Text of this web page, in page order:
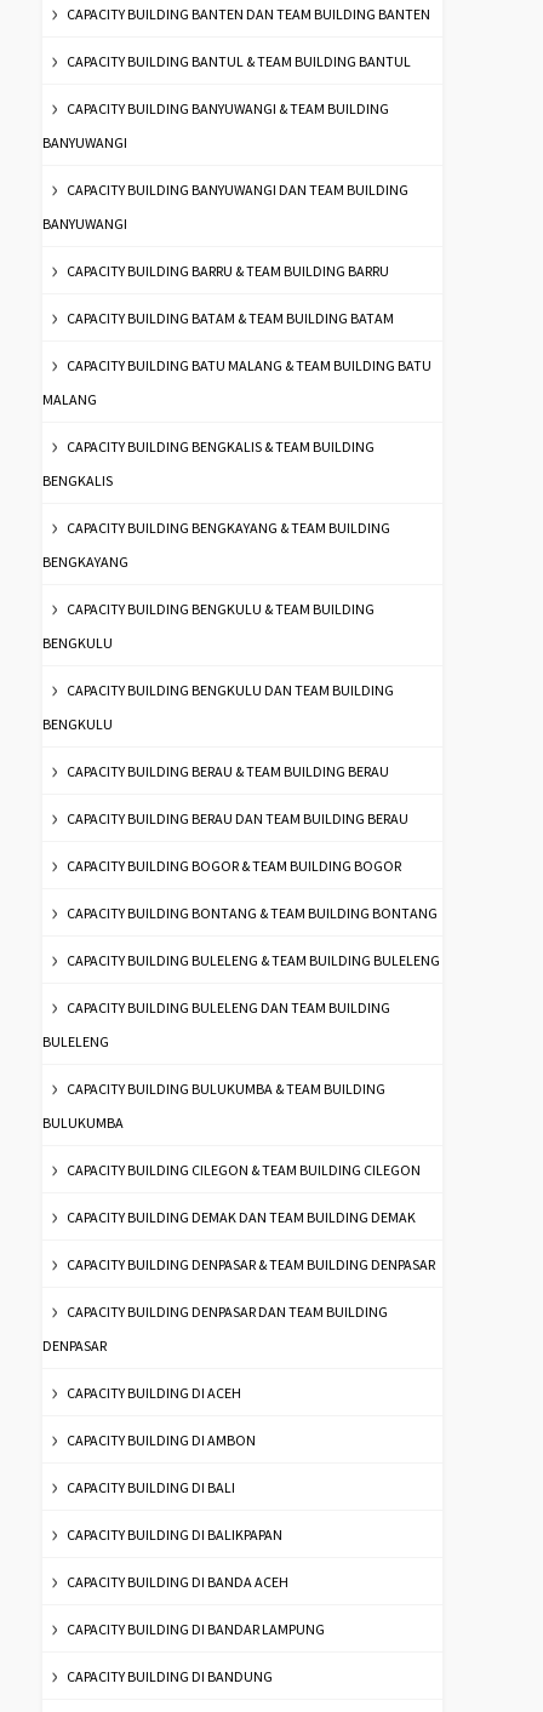
CAPACITY BUILDING BANTEN DAN TEAM BUILDING BANTEN
CAPACITY BUILDING BANTUL & TEAM BUILDING BANTUL
CAPACITY BUILDING BANYUWANGI & TEAM BUILDING
BANYUWANGI
CAPACITY BUILDING BANYUWANGI DAN TEAM BUILDING
BANYUWANGI
CAPACITY BUILDING BARRU & TEAM BUILDING BARRU
CAPACITY BUILDING BATAM & TEAM BUILDING BATAM
CAPACITY BUILDING BATU MALANG & TEAM BUILDING BATU
MALANG
CAPACITY BUILDING BENGKALIS & TEAM BUILDING
BENGKALIS
CAPACITY BUILDING BENGKAYANG & TEAM BUILDING
BENGKAYANG
CAPACITY BUILDING BENGKULU & TEAM BUILDING
BENGKULU
CAPACITY BUILDING BENGKULU DAN TEAM BUILDING
BENGKULU
CAPACITY BUILDING BERAU & TEAM BUILDING BERAU
CAPACITY BUILDING BERAU DAN TEAM BUILDING BERAU
CAPACITY BUILDING BOGOR & TEAM BUILDING BOGOR
CAPACITY BUILDING BONTANG & TEAM BUILDING BONTANG
CAPACITY BUILDING BULELENG & TEAM BUILDING BULELENG
CAPACITY BUILDING BULELENG DAN TEAM BUILDING
BULELENG
CAPACITY BUILDING BULUKUMBA & TEAM BUILDING
BULUKUMBA
CAPACITY BUILDING CILEGON & TEAM BUILDING CILEGON
CAPACITY BUILDING DEMAK DAN TEAM BUILDING DEMAK
CAPACITY BUILDING DENPASAR & TEAM BUILDING DENPASAR
CAPACITY BUILDING DENPASAR DAN TEAM BUILDING
DENPASAR
CAPACITY BUILDING DI ACEH
CAPACITY BUILDING DI AMBON
CAPACITY BUILDING DI BALI
CAPACITY BUILDING DI BALIKPAPAN
CAPACITY BUILDING DI BANDA ACEH
CAPACITY BUILDING DI BANDAR LAMPUNG
CAPACITY BUILDING DI BANDUNG